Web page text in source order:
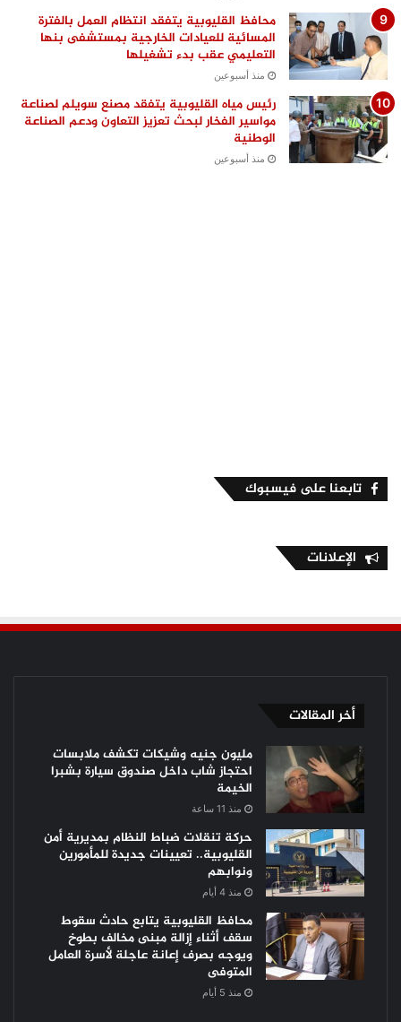
محافظ القليوبية يتفقد انتظام العمل بالفترة
المسائية للعيادات الخارجية بمستشفى بنها
التعليمي عقب بدء تشغيلها
منذ أسبوعين
رئيس مياه القليوبية يتفقد مصنع سويلم لصناعة
مواسير الفخار لبحث تعزيز التعاون ودعم الصناعة
الوطنية
منذ أسبوعين
تابعنا على فيسبوك
الإعلانات
أخر المقالات
مليون جنيه وشيكات تكشف ملابسات
احتجاز شاب داخل صندوق سيارة بشبرا
الخيمة
منذ 11 ساعة
حركة تنقلات ضباط النظام بمديرية أمن
القليوبية.. تعيينات جديدة للمأمورين
ونوابهم
منذ 4 أيام
محافظ القليوبية يتابع حادث سقوط
سقف أثناء إزالة مبنى مخالف بطوخ
ويوجه بصرف إعانة عاجلة لأسرة العامل
المتوفى
منذ 5 أيام